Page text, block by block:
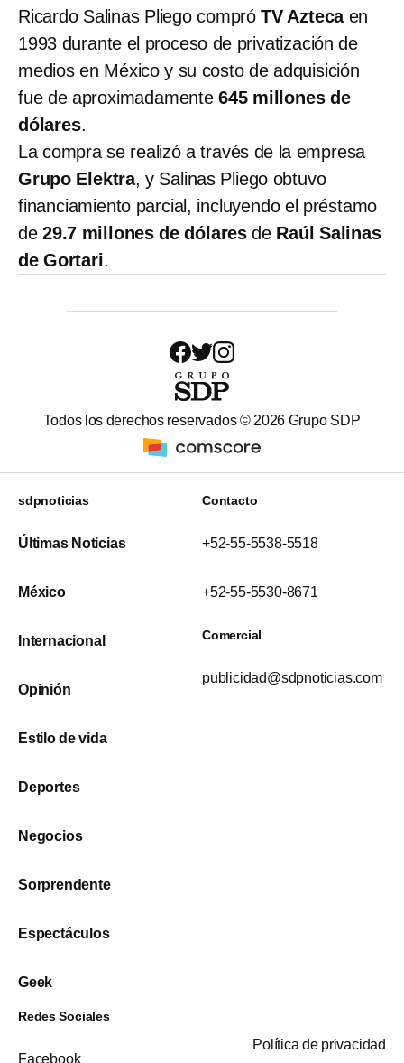
Ricardo Salinas Pliego compróTV Aztecaen
1993 durante el proceso de privatización de
medios en México y su costo de adquisición
fue de aproximadamente645 millones de
dólares.
La compra se realizó a través de la empresa
Grupo Elektra, y Salinas Pliego obtuvo
financiamiento parcial, incluyendo el préstamo
de 29.7 millones de dólares de Raúl Salinas
de Gortari.
Todos los derechos reservados © 2026 Grupo SDP
sdpnoticias
Últimas Noticias
México
Internacional
Opinión
Estilo de vida
Deportes
Negocios
Sorprendente
Espectáculos
Geek
Contacto
+52-55-5538-5518
+52-55-5530-8671
Comercial
publicidad@sdpnoticias.com
Redes Sociales
Facebook
Política de privacidad